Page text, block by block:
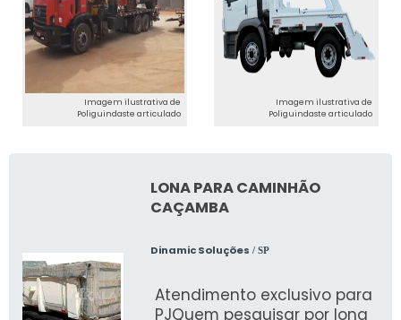
Imagem ilustrativa de
Poliguindaste articulado
Imagem ilustrativa de
Poliguindaste articulado
LONA PARA CAMINHÃO
CAÇAMBA
Dinamic Soluções / SP
Atendimento exclusivo para
PJQuem pesquisar por lona